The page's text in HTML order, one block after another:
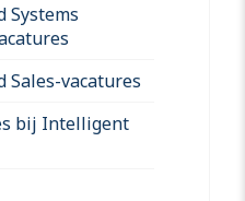
Systems
vacatures
bij Intelligent